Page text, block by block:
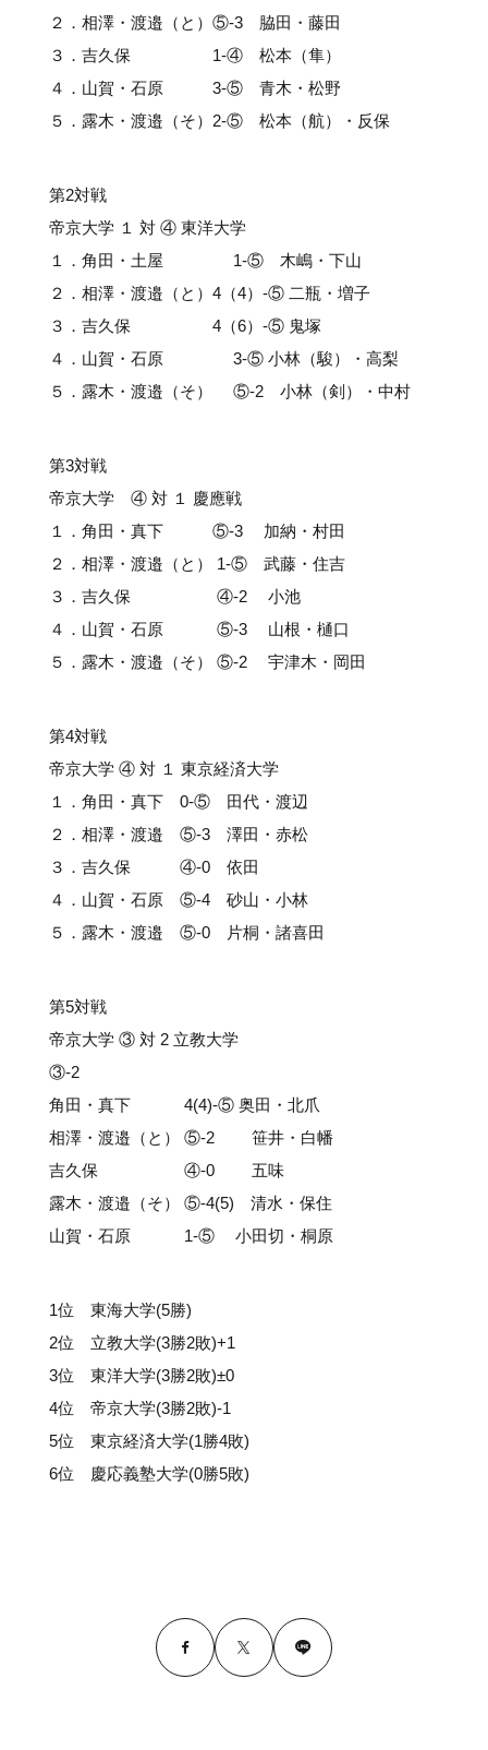
２．相澤・渡邉（と）⑤-3 脇田・藤田
３．吉久保 1-④ 松本（隼）
４．山賀・石原 3-⑤ 青木・松野
５．露木・渡邉（そ）2-⑤ 松本（航）・反保
第2対戦
帝京大学 １ 対 ④ 東洋大学
１．角田・土屋 1-⑤ 木嶋・下山
２．相澤・渡邉（と）4（4）-⑤ 二瓶・増子
３．吉久保 4（6）-⑤ 鬼塚
４．山賀・石原 3-⑤ 小林（駿）・高梨
５．露木・渡邉（そ） ⑤-2 小林（剣）・中村
第3対戦
帝京大学 ④ 対 １ 慶應戦
１．角田・真下 ⑤-3 加納・村田
２．相澤・渡邉（と） 1-⑤ 武藤・住吉
３．吉久保 ④-2 小池
４．山賀・石原 ⑤-3 山根・樋口
５．露木・渡邉（そ） ⑤-2 宇津木・岡田
第4対戦
帝京大学 ④ 対 １ 東京経済大学
１．角田・真下 0-⑤ 田代・渡辺
２．相澤・渡邉 ⑤-3 澤田・赤松
３．吉久保 ④-0 依田
４．山賀・石原 ⑤-4 砂山・小林
５．露木・渡邉 ⑤-0 片桐・諸喜田
第5対戦
帝京大学 ③ 対 2 立教大学
③-2
角田・真下 4(4)-⑤ 奥田・北爪
相澤・渡邉（と） ⑤-2 笹井・白幡
吉久保 ④-0 五味
露木・渡邉（そ） ⑤-4(5) 清水・保住
山賀・石原 1-⑤ 小田切・桐原
1位 東海大学(5勝)
2位 立教大学(3勝2敗)+1
3位 東洋大学(3勝2敗)±0
4位 帝京大学(3勝2敗)-1
5位 東京経済大学(1勝4敗)
6位 慶応義塾大学(0勝5敗)